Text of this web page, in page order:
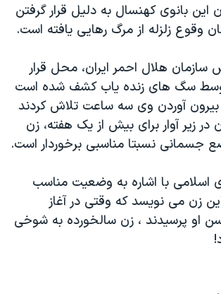
آمریکا ۲۰۲۴
به اسرائیل
آزادی
دادخواهی
کادر رهبری ایران
اين بانوی کهنسال به دليل قرار گرفتن
وقوع زلزله از مرگ رهايی يافته است.
سازمان هلال احمر ايران، محل قرار
سگ های زنده ياب کشف شده است
بيرون آوردن وی سه ساعت تلاش کردند
در زير آوار برای بيش از يک هفته، زن
جسمانی نسبتا مناسبی برخوردار است.
اسلامی با اشاره به وضعيت مناسب
زن می نويسد که وقتی در آغاز
سن او پرسيدند ، زن سالخورده به شوخی